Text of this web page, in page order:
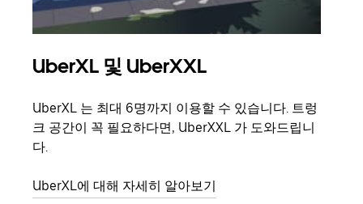
UberXL 및 UberXXL
UberXL 는 최대 6명까지 이용할 수 있습니다. 트렁
크 공간이 꼭 필요하다면, UberXXL 가 도와드립니
다.
UberXL에 대해 자세히 알아보기